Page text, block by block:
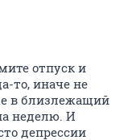
отпуск и
то, иначе не
в близлежащий
неделю. И
депрессии